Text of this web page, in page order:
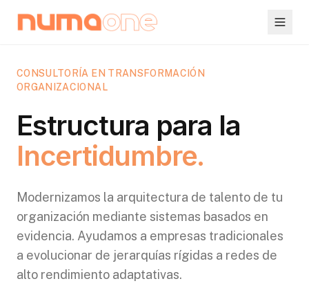
CONSULTORÍA EN TRANSFORMACIÓN
ORGANIZACIONAL
Estructura para la
Incertidumbre.
Modernizamos la arquitectura de talento de tu
organización mediante sistemas basados en
evidencia. Ayudamos a empresas tradicionales
a evolucionar de jerarquías rígidas a redes de
alto rendimiento adaptativas.